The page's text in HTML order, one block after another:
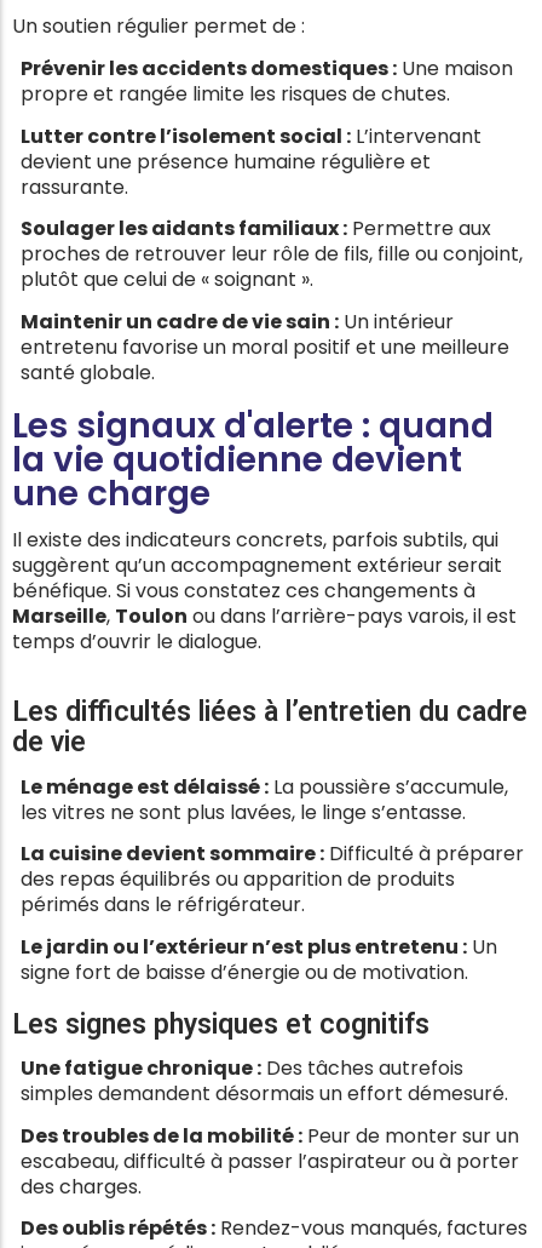
Un soutien régulier permet de :
Prévenir les accidents domestiques : Une maison
propre et rangée limite les risques de chutes.
Lutter contre l’isolement social : L’intervenant
devient une présence humaine régulière et
rassurante.
Soulager les aidants familiaux : Permettre aux
proches de retrouver leur rôle de fils, fille ou conjoint,
plutôt que celui de « soignant ».
Maintenir un cadre de vie sain : Un intérieur
entretenu favorise un moral positif et une meilleure
santé globale.
Les signaux d'alerte : quand
la vie quotidienne devient
une charge
Il existe des indicateurs concrets, parfois subtils, qui
suggèrent qu’un accompagnement extérieur serait
bénéfique. Si vous constatez ces changements à
Marseille, Toulon ou dans l’arrière-pays varois, il est
temps d’ouvrir le dialogue.
Les difficultés liées à l’entretien du cadre
de vie
Le ménage est délaissé : La poussière s’accumule,
les vitres ne sont plus lavées, le linge s’entasse.
La cuisine devient sommaire : Difficulté à préparer
des repas équilibrés ou apparition de produits
périmés dans le réfrigérateur.
Le jardin ou l’extérieur n’est plus entretenu : Un
signe fort de baisse d’énergie ou de motivation.
Les signes physiques et cognitifs
Une fatigue chronique : Des tâches autrefois
simples demandent désormais un effort démesuré.
Des troubles de la mobilité : Peur de monter sur un
escabeau, difficulté à passer l’aspirateur ou à porter
des charges.
Des oublis répétés : Rendez-vous manqués, factures